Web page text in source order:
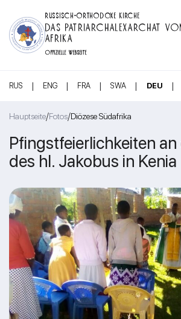
RUSSISCH-ORTHODOXE KIRCHE
DAS PATRIARCHALEXARCHAT
AFRIKA
OFFIZIELLE WEBSEITE
RUS | ENG | FRA | SWA | DEU |
Hauptseite/Fotos/Diözese Südafrika
Pfingstfeierlichkeiten an
des hl. Jakobus in Kenia